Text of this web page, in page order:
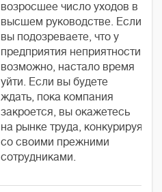
возросшее число уходов в
высшем руководстве. Если
вы подозреваете, что у
предприятия неприятности,
возможно, настало время
уйти. Если вы будете
ждать, пока компания
закроется, вы окажетесь
на рынке труда, конкурируя
со своими прежними
сотрудниками.